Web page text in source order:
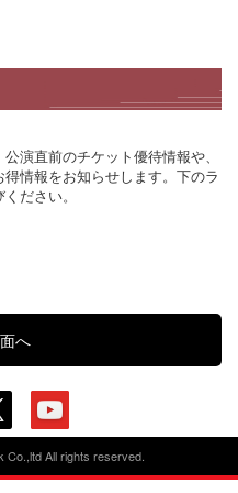
演直前のチケット優待情報や、
情報をお知らせします。下のラ
ださい。
All rights reserved.